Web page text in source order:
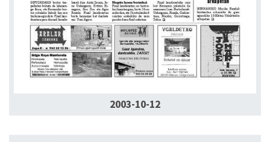
2003-10-12